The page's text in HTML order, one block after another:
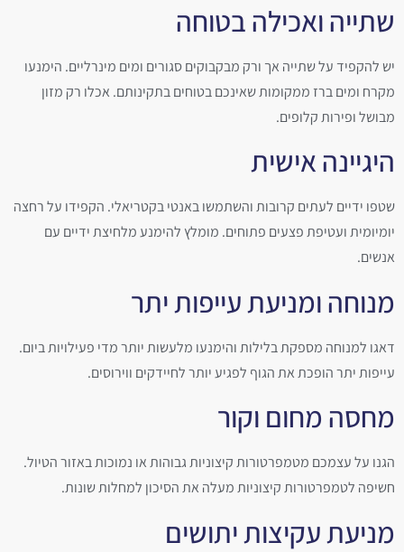
שתייה ואכילה בטוחה
יש להקפיד על שתייה אך ורק מבקבוקים סגורים ומים מינרליים. הימנעו
מקרח ומים ברז ממקומות שאינכם בטוחים בתקינותם. אכלו רק מזון
מבושל ופירות קלופים.
היגיינה אישית
שטפו ידיים לעתים קרובות והשתמשו באנטי בקטריאלי. הקפידו על רחצה
יומיומית ועטיפת פצעים פתוחים. מומלץ להימנע מלחיצת ידיים עם
אנשים.
מנוחה ומניעת עייפות יתר
דאגו למנוחה מספקת בלילות והימנעו מלעשות יותר מדי פעילויות ביום.
עייפות יתר הופכת את הגוף לפגיע יותר לחיידקים ווירוסים.
מחסה מחום וקור
הגנו על עצמכם מטמפרטורות קיצוניות גבוהות או נמוכות באזור הטיול.
חשיפה לטמפרטורות קיצוניות מעלה את הסיכון למחלות שונות.
מניעת עקיצות יתושים